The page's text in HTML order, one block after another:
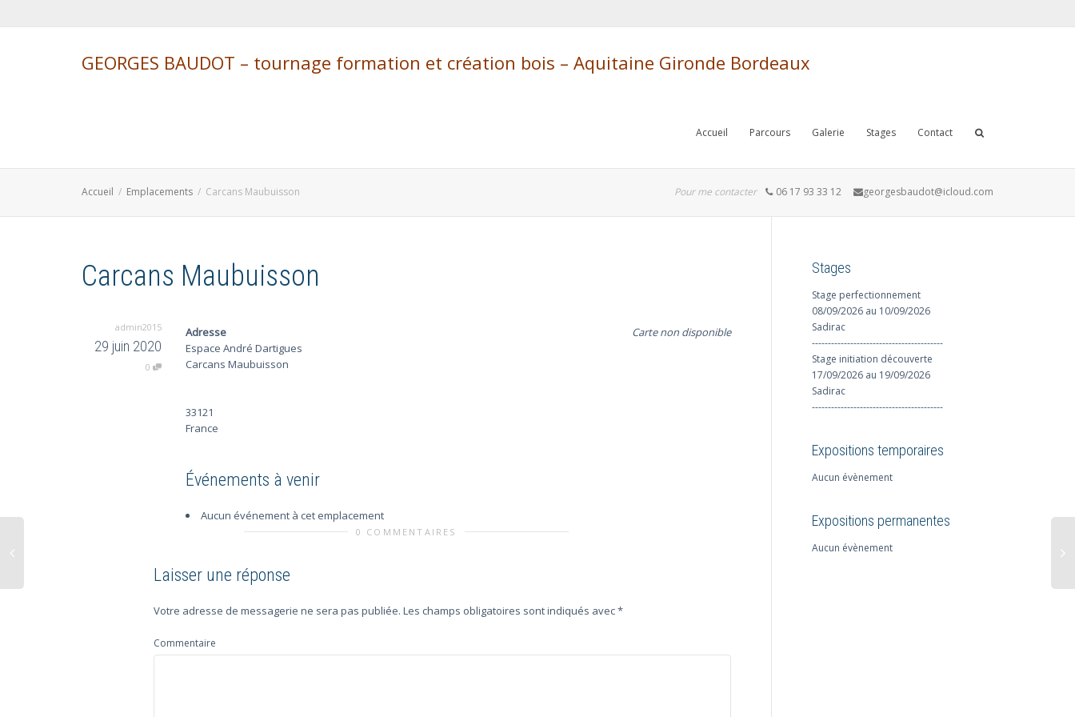
GEORGES BAUDOT – tournage formation et création bois – Aquitaine Gironde Bordeaux
Accueil Parcours Galerie Stages Contact
Accueil Emplacements Carcans Maubuisson Pour me contacter 06 17 93 33 12 georgesbaudot@icloud.com
Carcans Maubuisson
admin2015
29 juin 2020
0
Carte non disponible
Adresse
Espace André Dartigues
Carcans Maubuisson
33121
France
Événements à venir
Aucun événement à cet emplacement
0 COMMENTAIRES
Laisser une réponse
Votre adresse de messagerie ne sera pas publiée. Les champs obligatoires sont indiqués avec*
Commentaire
Stages
Stage perfectionnement
08/09/2026 au 10/09/2026
Sadirac
-----------------------------------------
Stage initiation découverte
17/09/2026 au 19/09/2026
Sadirac
-----------------------------------------
Expositions temporaires
Aucun évènement
Expositions permanentes
Aucun évènement